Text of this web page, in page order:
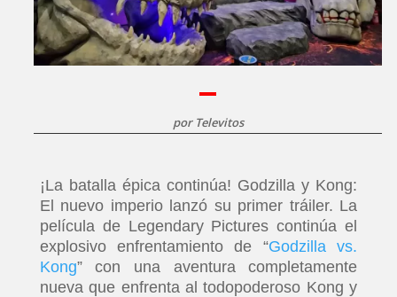
por Televitos
¡La batalla épica continúa! Godzilla y Kong:
El nuevo imperio lanzó su primer tráiler. La
película de Legendary Pictures continúa el
explosivo enfrentamiento de “Godzilla vs.
Kong” con una aventura completamente
nueva que enfrenta al todopoderoso Kong y